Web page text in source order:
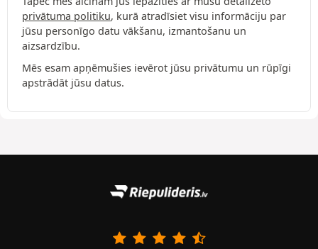
privātuma politiku, kurā atradīsiet visu informāciju par
jūsu personīgo datu vākšanu, izmantošanu un
aizsardzību.
Mēs esam apņēmušies ievērot jūsu privātumu un rūpīgi
apstrādāt jūsu datus.